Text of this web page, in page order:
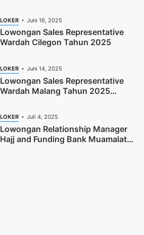
LOKER Juni 16, 2025
Lowongan Sales Representative
Wardah Cilegon Tahun 2025
LOKER Juni 14, 2025
Lowongan Sales Representative
Wardah Malang Tahun 2025
LOKER Juli 4, 2025
Lowongan Relationship Manager
Hajj and Funding Bank Muamalat